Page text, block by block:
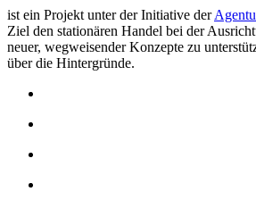
ist ein Projekt unter der Initiative der
Ziel den stationären Handel bei der
neuer, wegweisender Konzepte zu
über die Hintergründe.